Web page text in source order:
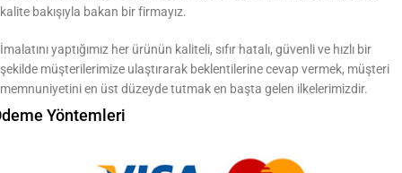
kalite bakışıyla bakan bir firmayız.
İmalatını yaptığımız her ürünün kaliteli, sıfır hatalı, güvenli ve hızlı bir
şekilde müşterilerimize ulaştırarak beklentilerine cevap vermek, müşteri
memnuniyetini en üst düzeyde tutmak en başta gelen ilkelerimizdir.
Yöntemleri